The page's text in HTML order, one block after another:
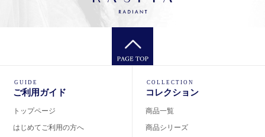
GUIDE
ご利用ガイド
トップページ
はじめてご利用の方へ
COLLECTION
コレクション
商品一覧
商品シリーズ